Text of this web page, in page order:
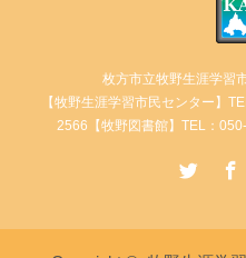
枚方市立牧野生涯学習
【牧野生涯学習市民センター】
2566【牧野図書館】TEL：